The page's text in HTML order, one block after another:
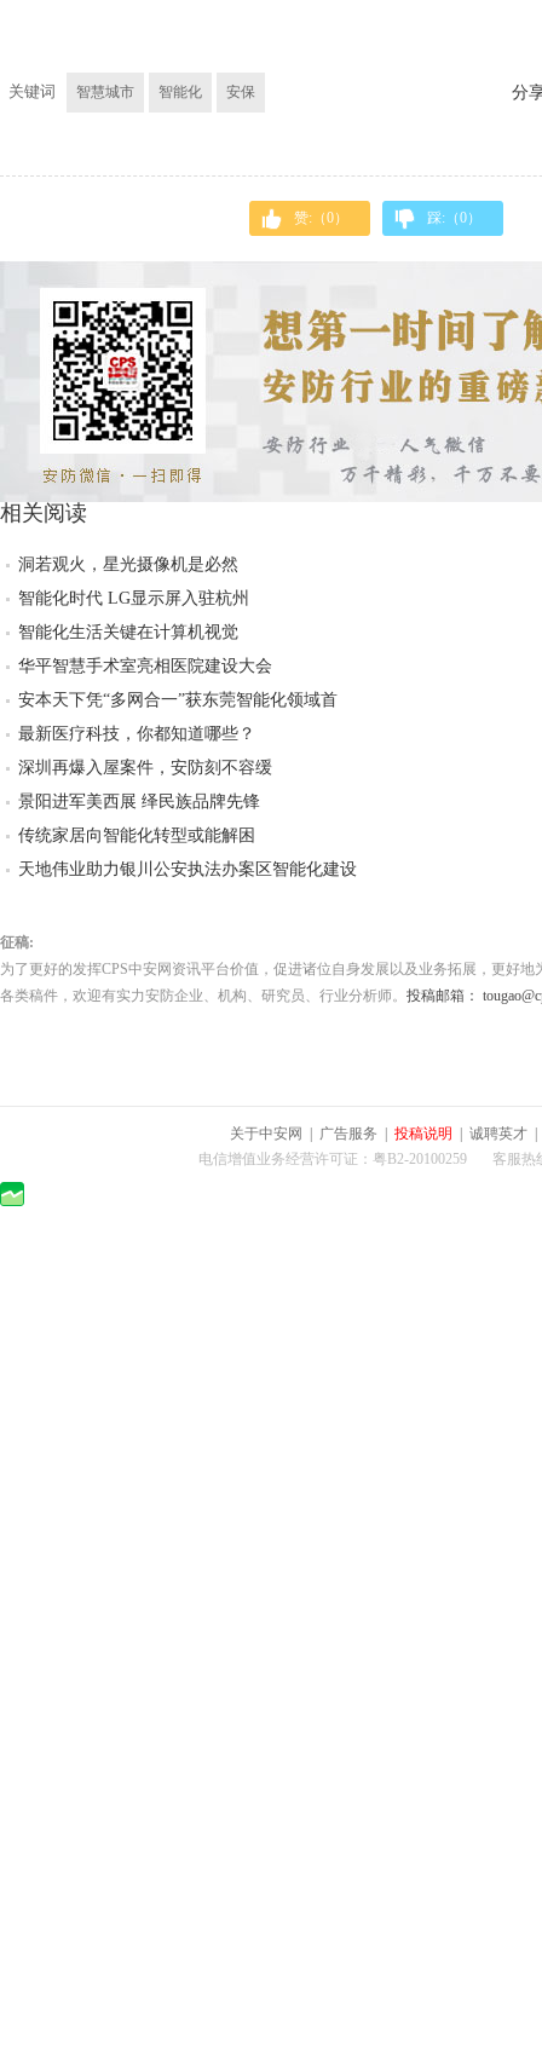
关键词 智慧城市 智能化 安保 分
赞:（0） 踩:（0）
相关阅读
洞若观火，星光摄像机是必然
智能化时代 LG显示屏入驻杭州
智能化生活关键在计算机视觉
华平智慧手术室亮相医院建设大会
安本天下凭“多网合一”获东莞智能化领域首
最新医疗科技，你都知道哪些？
深圳再爆入屋案件，安防刻不容缓
景阳进军美西展 绎民族品牌先锋
传统家居向智能化转型或能解困
天地伟业助力银川公安执法办案区智能化建设
征稿:
为了更好的发挥CPS中安网资讯平台价值，促进诸位自身发展以及业务拓展，更好
各类稿件，欢迎有实力安防企业、机构、研究员、行业分析师。 投稿邮箱：
关于中安网 广告服务 投稿说明 诚聘英才
电信增值业务经营许可证：粤B2-20100259 客服